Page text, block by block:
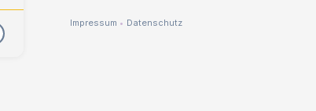
Impressum • Datenschutz